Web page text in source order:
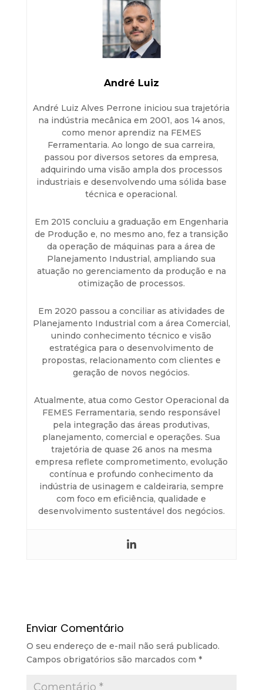
André Luiz
André Luiz Alves Perrone iniciou sua trajetória
na indústria mecânica em 2001, aos 14 anos,
como menor aprendiz na FEMES
Ferramentaria. Ao longo de sua carreira,
passou por diversos setores da empresa,
adquirindo uma visão ampla dos processos
industriais e desenvolvendo uma sólida base
técnica e operacional.
Em 2015 concluiu a graduação em Engenharia
de Produção e, no mesmo ano, fez a transição
da operação de máquinas para a área de
Planejamento Industrial, ampliando sua
atuação no gerenciamento da produção e na
otimização de processos.
Em 2020 passou a conciliar as atividades de
Planejamento Industrial com a área Comercial,
unindo conhecimento técnico e visão
estratégica para o desenvolvimento de
propostas, relacionamento com clientes e
geração de novos negócios.
Atualmente, atua como Gestor Operacional da
FEMES Ferramentaria, sendo responsável
pela integração das áreas produtivas,
planejamento, comercial e operações. Sua
trajetória de quase 26 anos na mesma
empresa reflete comprometimento, evolução
contínua e profundo conhecimento da
indústria de usinagem e caldeiraria, sempre
com foco em eficiência, qualidade e
desenvolvimento sustentável dos negócios.
Enviar Comentário
O seu endereço de e-mail não será publicado.
Campos obrigatórios são marcados com *